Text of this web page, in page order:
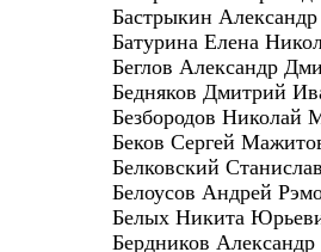
Бастрыкин
Батурина Елена
Беглов Александр
Бедняков Дмитрий
Безбородов Николай
Беков Сергей
Белковский
Белоусов Андрей
Белых Никита
Бердников